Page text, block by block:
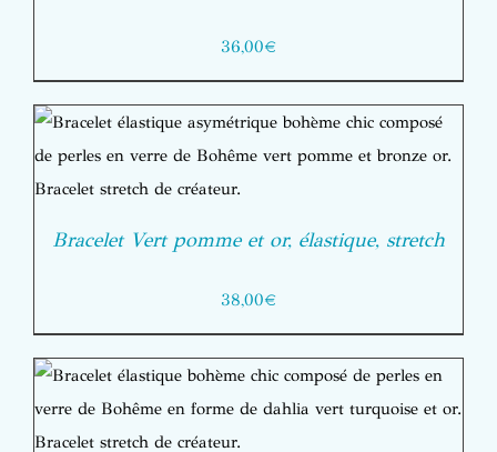
36,00€
Bracelet Vert pomme et or, élastique, stretch
38,00€